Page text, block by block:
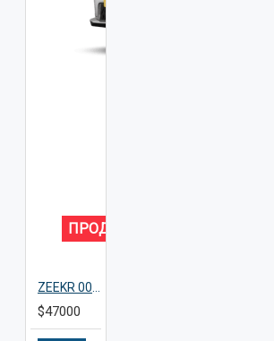
ПРОДАНО
ZEEKR 001 YOU White 2025
$47000